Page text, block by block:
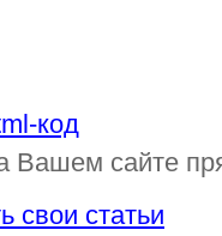
код
Вашем сайте
свои статьи